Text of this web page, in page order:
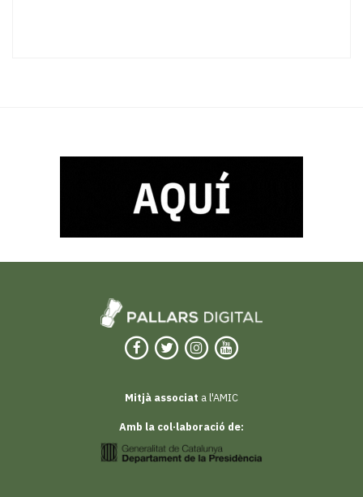
Mitjà associat a l'AMIC
Amb la col·laboració de: